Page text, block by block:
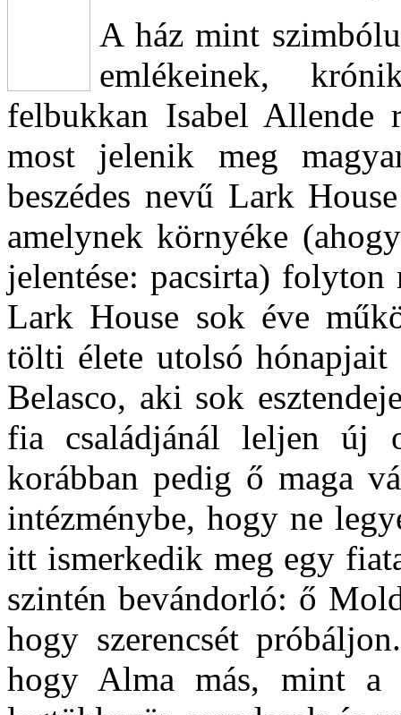
A ház mint
emlékeinek,
felbukkan Isabel Allende
most jelenik meg
beszédes nevű Lark
amelynek környéke
jelentése: pacsirta)
Lark House sok éve
tölti élete utolsó
Belasco, aki sok
fia családjánál leljen új
korábban pedig ő maga
intézménybe, hogy ne
itt ismerkedik meg egy
szintén bevándorló: ő
hogy szerencsét
hogy Alma más, mint